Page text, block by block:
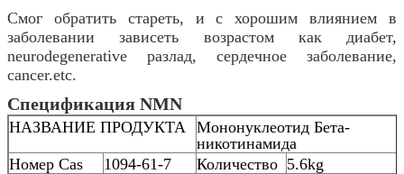
Смог обратить стареть, и с хорошим влиянием в
заболевании зависеть возрастом как диабет,
neurodegenerative разлад, сердечное заболевание,
cancer.etc.
Спецификация NMN
НАЗВАНИЕ ПРОДУКТА
Мононуклеотид Бета-
никотинамида
Номер Cas
1094-61-7 Количество 5.6kg